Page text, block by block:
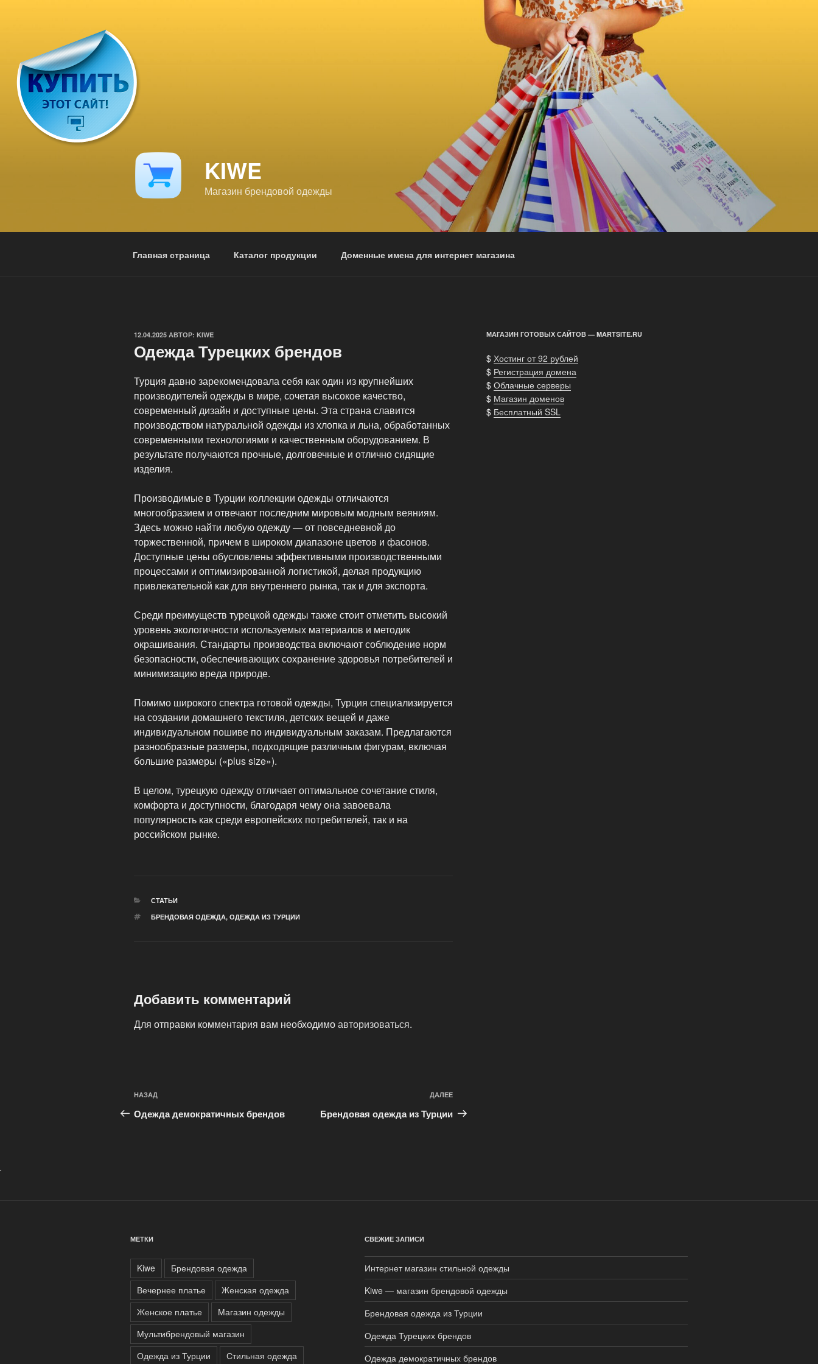
KIWE
Магазин брендовой одежды
Главная страница Каталог продукции Доменные имена для интернет магазина
ОПУБЛИКОВАНО
12.04.2025 АВТОР: KIWE
Одежда Турецких брендов
Турция давно зарекомендовала себя как один из крупнейших
производителей одежды в мире, сочетая высокое качество,
современный дизайн и доступные цены. Эта страна славится
производством натуральной одежды из хлопка и льна, обработанных
современными технологиями и качественным оборудованием. В
результате получаются прочные, долговечные и отлично сидящие
изделия.
Производимые в Турции коллекции одежды отличаются
многообразием и отвечают последним мировым модным веяниям.
Здесь можно найти любую одежду — от повседневной до
торжественной, причем в широком диапазоне цветов и фасонов.
Доступные цены обусловлены эффективными производственными
процессами и оптимизированной логистикой, делая продукцию
привлекательной как для внутреннего рынка, так и для экспорта.
Среди преимуществ турецкой одежды также стоит отметить высокий
уровень экологичности используемых материалов и методик
окрашивания. Стандарты производства включают соблюдение норм
безопасности, обеспечивающих сохранение здоровья потребителей и
минимизацию вреда природе.
Помимо широкого спектра готовой одежды, Турция специализируется
на создании домашнего текстиля, детских вещей и даже
индивидуальном пошиве по индивидуальным заказам. Предлагаются
разнообразные размеры, подходящие различным фигурам, включая
большие размеры («plus size»).
В целом, турецкую одежду отличает оптимальное сочетание стиля,
комфорта и доступности, благодаря чему она завоевала
популярность как среди европейских потребителей, так и на
российском рынке.
РУБРИКИ
СТАТЬИ
МЕТКИ
БРЕНДОВАЯ ОДЕЖДА, ОДЕЖДА ИЗ ТУРЦИИ
Добавить комментарий
Для отправки комментария вам необходимоавторизоваться.
Навигация
по
Предыдущая
запись:
НАЗАД
Одежда демократичных брендов
запись
ДАЛЕЕ
Брендовая одежда из Турции
МАГАЗИН ГОТОВЫХ САЙТОВ — MARTSITE.RU
$ Хостинг от 92 рублей
$ Регистрация домена
$ Облачные серверы
$ Магазин доменов
$ Бесплатный SSL
.
МЕТКИ
Kiwe
Брендовая одежда
Вечернее платье
Женская одежда
Женское платье
Магазин одежды
Мультибрендовый магазин
Одежда из Турции
Стильная одежда
СВЕЖИЕ ЗАПИСИ
Интернет магазин стильной одежды
Kiwe — магазин брендовой одежды
Брендовая одежда из Турции
Одежда Турецких брендов
Одежда демократичных брендов